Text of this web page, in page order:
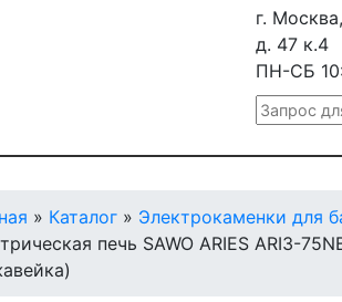
г.
д. 47 к.4
ПН-СБ
» Каталог » Электрокаменки для
печь SAWO ARIES ARI3-